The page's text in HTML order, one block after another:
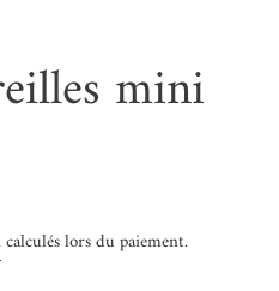
mini
calculés lors du paiement.